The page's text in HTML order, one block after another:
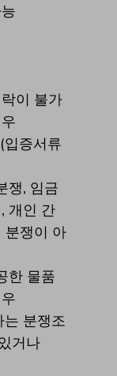
이 불가
증서류
쟁, 임금
개인 간
분쟁이 아
한 물품
분쟁조
거나